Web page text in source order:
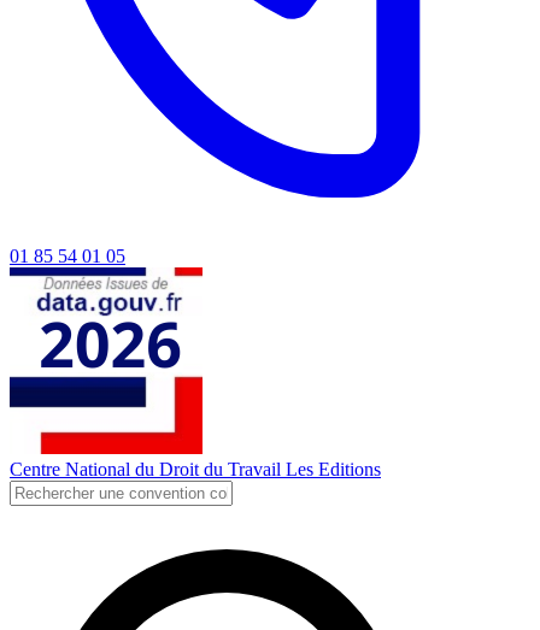
01 85 54 01 05
Centre National du Droit du Travail Les Editions